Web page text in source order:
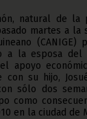
natural de la
martes a la
(CANIGE)
a la esposa del
apoyo
con su hijo,
sólo dos
como
en la ciudad de